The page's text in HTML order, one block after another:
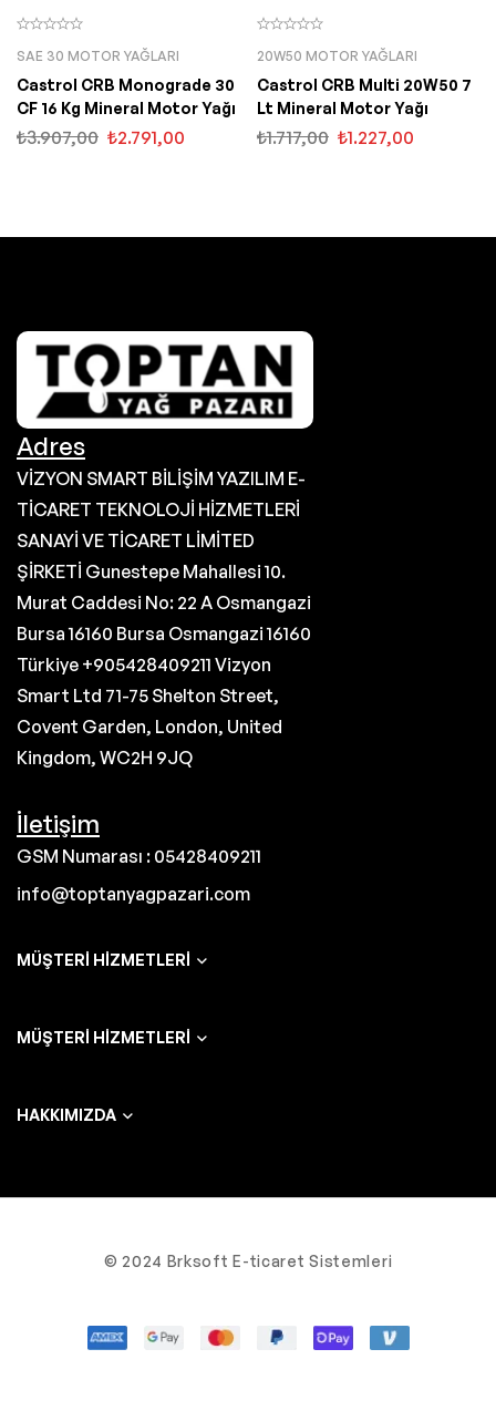
SAE 30 MOTOR YAĞLARI
Castrol CRB Monograde 30
CF 16 Kg Mineral Motor Yağı
₺3.907,00 ₺2.791,00
20W50 MOTOR YAĞLARI
Castrol CRB Multi 20W50 7
Lt Mineral Motor Yağı
₺1.717,00 ₺1.227,00
Adres
VİZYON SMART BİLİŞİM YAZILIM E-
TİCARET TEKNOLOJİ HİZMETLERİ
SANAYİ VE TİCARET LİMİTED
ŞİRKETİ Gunestepe Mahallesi 10.
Murat Caddesi No: 22 A Osmangazi
Bursa 16160 Bursa Osmangazi 16160
Türkiye +905428409211 Vizyon
Smart Ltd 71-75 Shelton Street,
Covent Garden, London, United
Kingdom, WC2H 9JQ
İletişim
GSM Numarası : 05428409211
info@toptanyagpazari.com
MÜŞTERI HIZMETLERI
MÜŞTERI HIZMETLERI
HAKKIMIZDA
© 2024 Brksoft E-ticaret Sistemleri